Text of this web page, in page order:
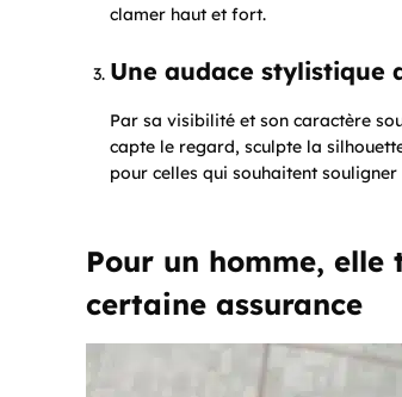
clamer haut et fort.
Une audace stylistique
Par sa visibilité et son caractère
capte le regard, sculpte la
pour celles qui souhaitent
Pour un homme,
certaine assurance